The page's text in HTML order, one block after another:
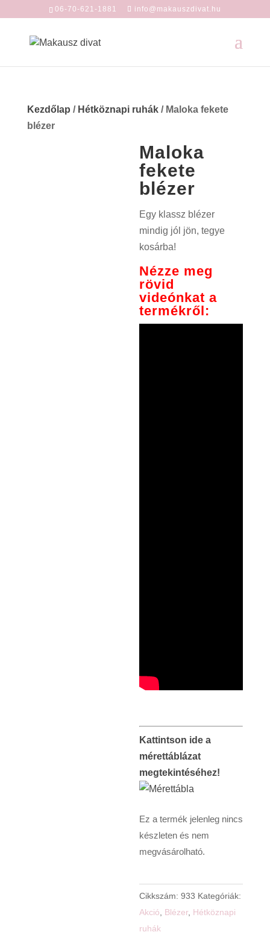
06-70-621-1881 info@makauszdivat.hu
Kezdőlap / Hétköznapi ruhák/ Maloka fekete
blézer
Maloka
fekete
blézer
Egy klassz blézer
mindig jól jön, tegye
kosárba!
Nézze meg
rövid
videónkat a
termékről:
Kattintson ide a
mérettáblázat
megtekintéséhez!
Ez a termék jelenleg nincs
készleten és nem
megvásárolható.
Cikkszám:933 Kategóriák:
Akció
Blézer, Hétköznapi
ruhák